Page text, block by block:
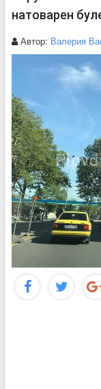
натоварен
Автор: Валерия